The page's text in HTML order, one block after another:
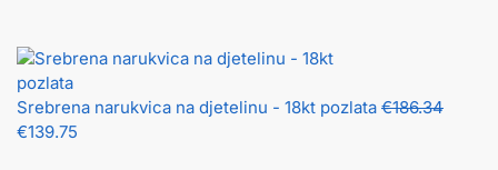
Srebrena narukvica na djetelinu - 18kt pozlata €186.34
€139.75